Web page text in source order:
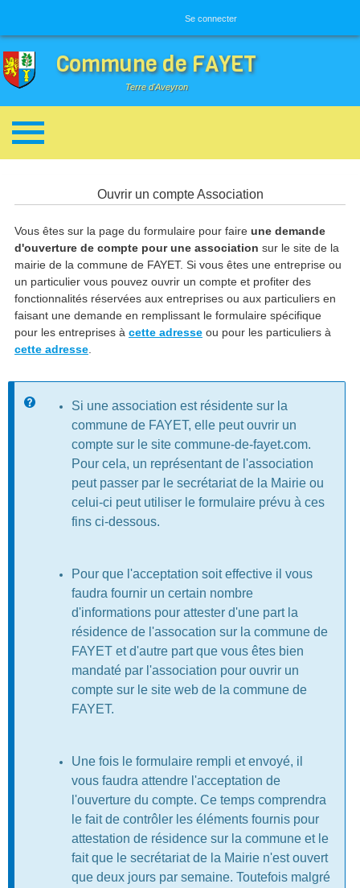
Se connecter
Commune de FAYET
Terre d'Aveyron
Ouvrir un compte Association
Vous êtes sur la page du formulaire pour faire une demande
d'ouverture de compte pour une association sur le site de la
mairie de la commune de FAYET. Si vous êtes une entreprise ou
un particulier vous pouvez ouvrir un compte et profiter des
fonctionnalités réservées aux entreprises ou aux particuliers en
faisant une demande en remplissant le formulaire spécifique
pour les entreprises à cette adresse ou pour les particuliers à
cette adresse
Message d'information
Si une association est résidente sur la
commune de FAYET, elle peut ouvrir un
compte sur le site commune-de-fayet.com.
Pour cela, un représentant de l'association
peut passer par le secrétariat de la Mairie ou
celui-ci peut utiliser le formulaire prévu à ces
fins ci-dessous.
Pour que l'acceptation soit effective il vous
faudra fournir un certain nombre
d'informations pour attester d'une part la
résidence de l'assocation sur la commune de
FAYET et d'autre part que vous êtes bien
mandaté par l'association pour ouvrir un
compte sur le site web de la commune de
FAYET.
Une fois le formulaire rempli et envoyé, il
vous faudra attendre l'acceptation de
l'ouverture du compte. Ce temps comprendra
le fait de contrôler les éléments fournis pour
attestation de résidence sur la commune et le
fait que le secrétariat de la Mairie n'est ouvert
que deux jours par semaine. Toutefois malgré